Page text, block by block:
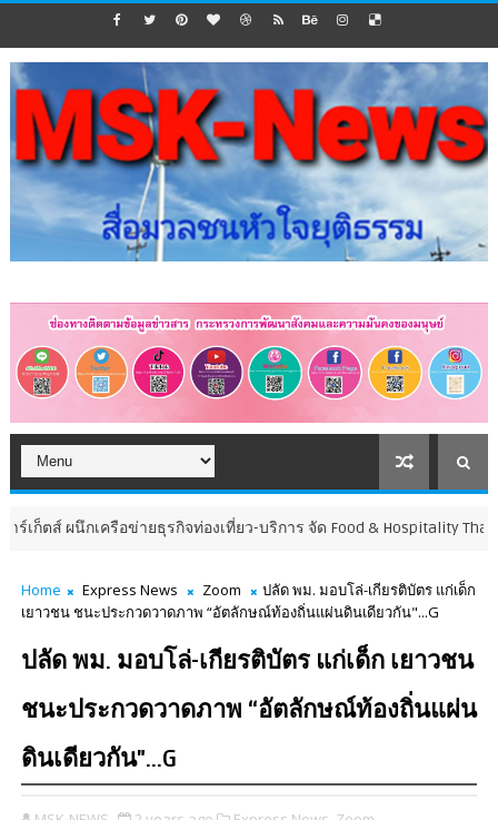
ายธุรกิจท่องเที่ยว-บริการ จัด Food & Hospitality Thailand 2026 เชื่อม
Home Express News Zoom
ปลัด พม. มอบโล่-เกียรติบัตร แก่เด็ก
เยาวชน ชนะประกวดวาดภาพ “อัตลักษณ์ท้องถิ่นแผ่นดินเดียวกัน"...G
ปลัด พม. มอบโล่-เกียรติบัตร แก่เด็ก เยาวชน
ชนะประกวดวาดภาพ “อัตลักษณ์ท้องถิ่นแผ่น
ดินเดียวกัน"...G